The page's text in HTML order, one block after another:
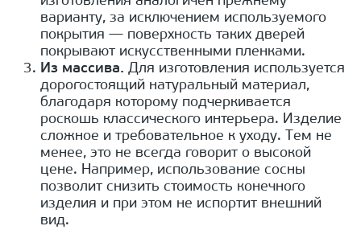
варианту, за исключением используемого
покрытия — поверхность таких дверей
покрывают искусственными пленками.
Из массива. Для изготовления используется
дорогостоящий натуральный материал,
благодаря которому подчеркивается
роскошь классического интерьера. Изделие
сложное и требовательное к уходу. Тем не
менее, это не всегда говорит о высокой
цене. Например, использование сосны
позволит снизить стоимость конечного
изделия и при этом не испортит внешний
вид.